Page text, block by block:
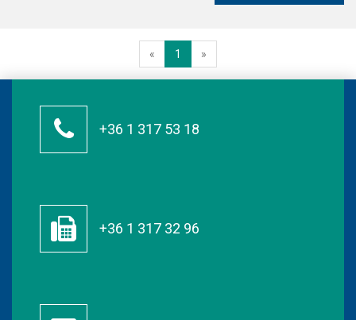
« 1 »
+36 1 317 53 18
+36 1 317 32 96